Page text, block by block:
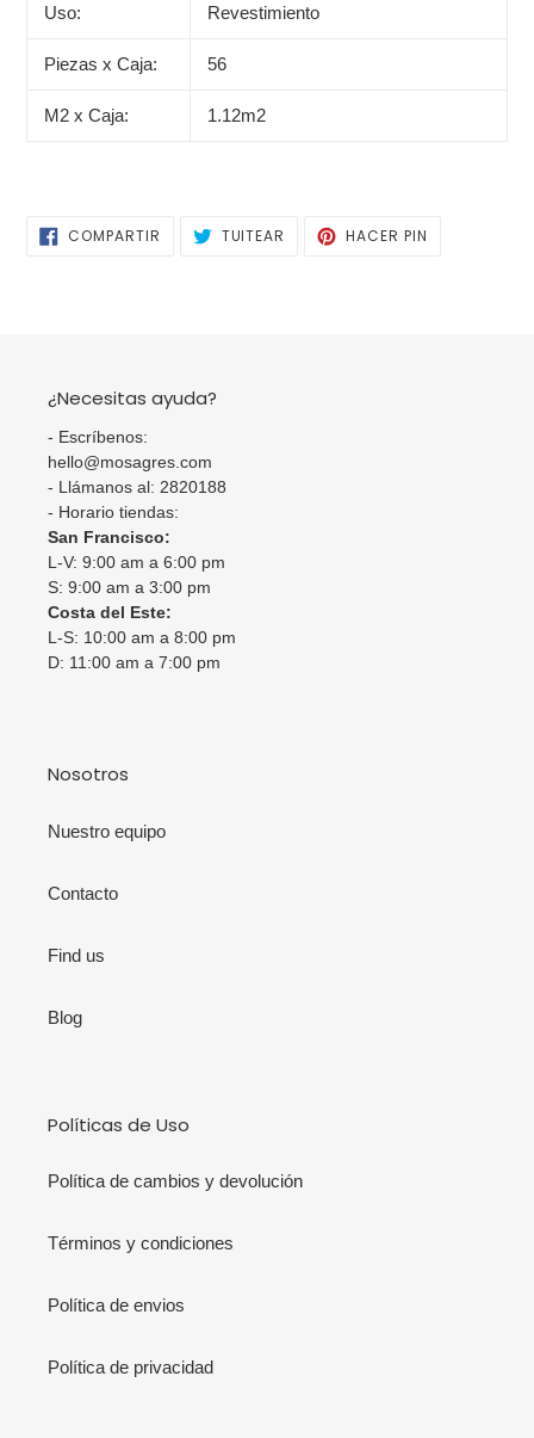
Uso: Revestimiento
Piezas x Caja: 56
M2 x Caja: 1.12m2
COMPARTIR COMPARTIRTUITEAR TUITEARHACER PIN
¿Necesitas ayuda?
- Escríbenos:
hello@mosagres.com
- Llámanos al: 2820188
- Horario tiendas:
San Francisco:
L-V: 9:00 am a 6:00 pm
S: 9:00 am a 3:00 pm
Costa del Este:
L-S: 10:00 am a 8:00 pm
D: 11:00 am a 7:00 pm
Nosotros
Nuestro equipo
Contacto
Find us
Blog
Políticas de Uso
Política de cambios y devolución
Términos y condiciones
Política de envios
Política de privacidad